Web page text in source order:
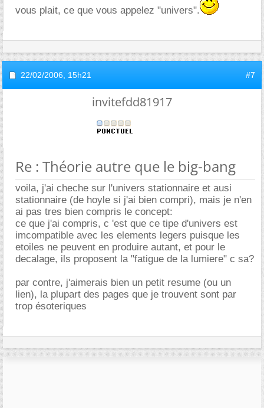
vous plait, ce que vous appelez "univers".
22/02/2006, 15h21 #7
invitefdd81917
Re : Théorie autre que le big-bang
voila, j'ai cheche sur l'univers stationnaire et ausi
stationnaire (de hoyle si j'ai bien compri), mais je n'en
ai pas tres bien compris le concept:
ce que j'ai compris, c 'est que ce tipe d'univers est
imcompatible avec les elements legers puisque les
etoiles ne peuvent en produire autant, et pour le
decalage, ils proposent la "fatigue de la lumiere" c sa?
par contre, j'aimerais bien un petit resume (ou un
lien), la plupart des pages que je trouvent sont par
trop ésoteriques